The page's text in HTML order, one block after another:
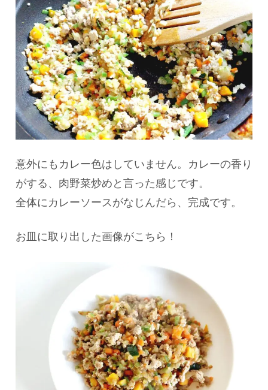
意外にもカレー色はしていません。カレーの香り
がする、肉野菜炒めと言った感じです。
全体にカレーソースがなじんだら、完成です。
お皿に取り出した画像がこちら！